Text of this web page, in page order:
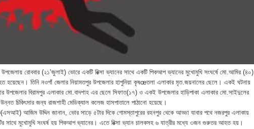
উপজেলায় রোববার (২১’জুলাই) ভোরে একটি রিক্সা ভ্যানের সাথে একটি পিকআপ ভ্যানের মুখোমুখি সংঘর্ষে মো.আমির (৪০)
হয়েছেন। তিনি নওগাঁ জেলার নিয়ামতপুর উপজেলার হাপুনিয়া কৃষœতলা এলাকার মৃত.জয়নালের ছেলে। একই ঘটনায়
উপজেলার বিরামপুর এলাকার মো.বাদশাহ এর ছেলে সিফাত(১৭) ও একই উপজেলার হাড়িপাকা এলাকার মো.সাইদুলের
চিকিৎসার জন্য রাজশাহী মেডিক্যাল কলেজ হাসপাতালে পাঠানো হয়েছে।
আজিম উদ্দিন জানান, ভোর সাড়ে ৫টার দিকে গোমস্তাপুরের রহনপুর থেকে আড্ডা যাবার পথে নজরপুর এলাকায়
সাথে মুখোমুখি সংঘর্ষ হয় পিকআপ ভ্যানের। এতে রিক্সা ভ্যান চালকসহ ৬ যাত্রীর মধ্যে ৩জন গুরুতর আহত হয়।